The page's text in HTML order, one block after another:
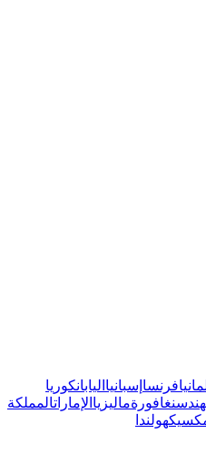
فرنسا إسبانيا اليابانكوريا
سنغافورةماليزيا الإماراتالمملكة
هولندا